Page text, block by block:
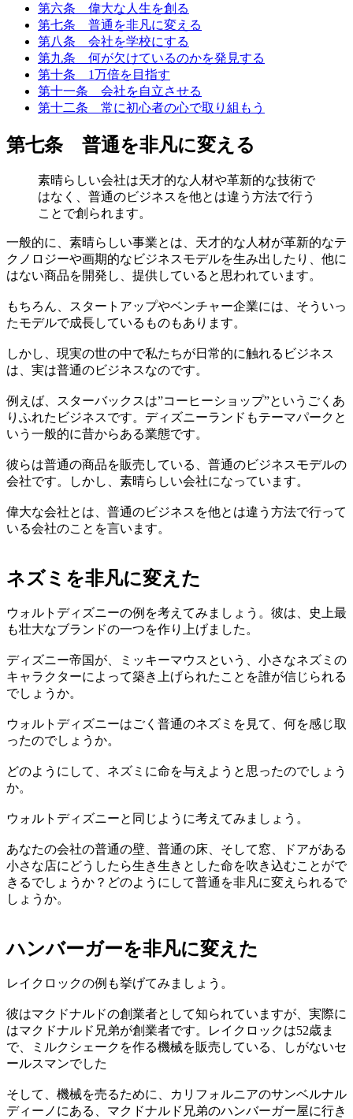
第六条 偉大な人生を創る
第七条 普通を非凡に変える
第八条 会社を学校にする
第九条 何が欠けているのかを発見する
第十条 1万倍を目指す
第十一条 会社を自立させる
第十二条 常に初心者の心で取り組もう
第七条 普通を非凡に変える
素晴らしい会社は天才的な人材や革新的な技術で
はなく、普通のビジネスを他とは違う方法で行う
ことで創られます。
一般的に、素晴らしい事業とは、天才的な人材が革新的なテ
クノロジーや画期的なビジネスモデルを生み出したり、他に
はない商品を開発し、提供していると思われています。
もちろん、スタートアップやベンチャー企業には、そういっ
たモデルで成長しているものもあります。
しかし、現実の世の中で私たちが日常的に触れるビジネス
は、実は普通のビジネスなのです。
例えば、スターバックスは”コーヒーショップ”というごくあ
りふれたビジネスです。ディズニーランドもテーマパークと
いう一般的に昔からある業態です。
彼らは普通の商品を販売している、普通のビジネスモデルの
会社です。しかし、素晴らしい会社になっています。
偉大な会社とは、普通のビジネスを他とは違う方法で行って
いる会社のことを言います。
ネズミを非凡に変えた
ウォルトディズニーの例を考えてみましょう。彼は、史上最
も壮大なブランドの一つを作り上げました。
ディズニー帝国が、ミッキーマウスという、小さなネズミの
キャラクターによって築き上げられたことを誰が信じられる
でしょうか。
ウォルトディズニーはごく普通のネズミを見て、何を感じ取
ったのでしょうか。
どのようにして、ネズミに命を与えようと思ったのでしょう
か。
ウォルトディズニーと同じように考えてみましょう。
あなたの会社の普通の壁、普通の床、そして窓、ドアがある
小さな店にどうしたら生き生きとした命を吹き込むことがで
きるでしょうか？どのようにして普通を非凡に変えられるで
しょうか。
ハンバーガーを非凡に変えた
レイクロックの例も挙げてみましょう。
彼はマクドナルドの創業者として知られていますが、実際に
はマクドナルド兄弟が創業者です。レイクロックは52歳ま
で、ミルクシェークを作る機械を販売している、しがないセ
ールスマンでした
そして、機械を売るために、カリフォルニアのサンベルナル
ディーノにある、マクドナルド兄弟のハンバーガー屋に行き